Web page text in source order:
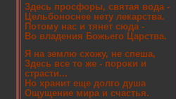
Здесь просфоры, святая вода -
Цельбоноснее нету лекарства.
Потому нас и тянет сюда -
Во владения Божьего Царства.
Я на землю схожу, не спеша,
Здесь все то же - пороки и
страсти...
Но хранит еще долго душа
Ощущение мира и счастья.